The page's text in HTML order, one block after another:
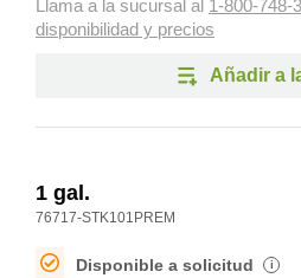
Llama a la sucursal al 1-800-748-
disponibilidad y precios
Añadir a
1 gal.
76717-STK101PREM
Disponible a solicitud i